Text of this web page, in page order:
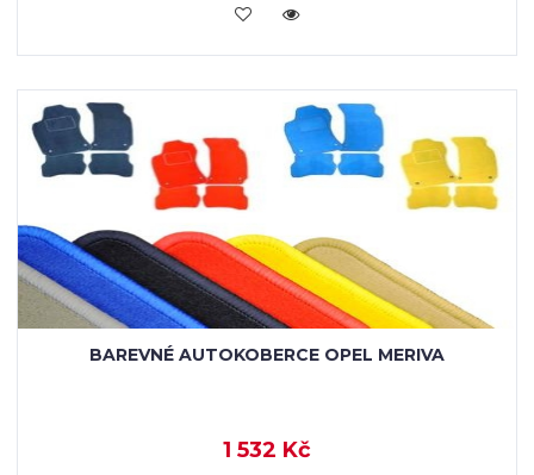
KOUPIT
BAREVNÉ AUTOKOBERCE OPEL MERIVA
1 532 Kč